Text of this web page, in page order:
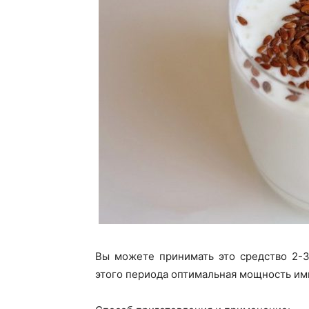
Вы можете принимать это средство 2-
этого периода оптимальная мощность